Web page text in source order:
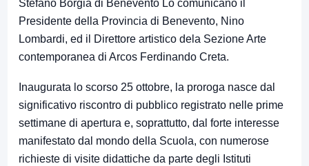
Stefano Borgia di Benevento Lo comunicano il
Presidente della Provincia di Benevento, Nino
Lombardi, ed il Direttore artistico dela Sezione Arte
contemporanea di Arcos Ferdinando Creta.
Inaugurata lo scorso 25 ottobre, la proroga nasce dal
significativo riscontro di pubblico registrato nelle prime
settimane di apertura e, soprattutto, dal forte interesse
manifestato dal mondo della Scuola, con numerose
richieste di visite didattiche da parte degli Istituti